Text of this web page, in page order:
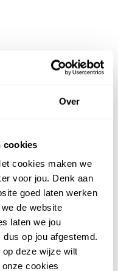
Over
cookies
cookies maken we
voor jou. Denk aan
goed laten werken
de website
laten we jou
op jou afgestemd.
deze wijze wilt
cookies